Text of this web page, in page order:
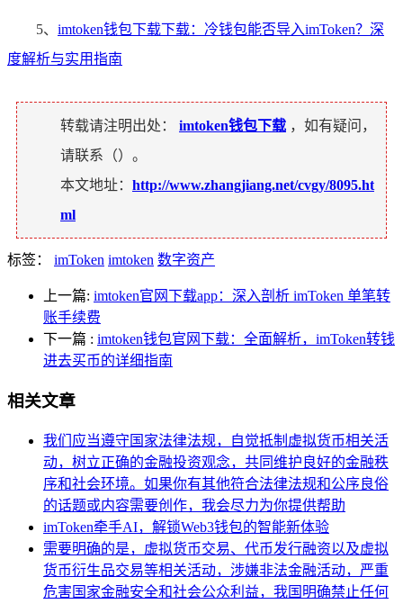
5、 imtoken钱包下载下载：冷钱包能否导入imToken？深
度解析与实用指南
转载请注明出处： imtoken钱包下载 ，如有疑问，
请联系（）。
本文地址： http://www.zhangjiang.net/cvgy/8095.ht
ml
标签： imToken imtoken 数字资产
上一篇: imtoken官网下载app：深入剖析 imToken 单笔转
账手续费
下一篇 : imtoken钱包官网下载：全面解析，imToken转钱
进去买币的详细指南
相关文章
我们应当遵守国家法律法规，自觉抵制虚拟货币相关活
动，树立正确的金融投资观念，共同维护良好的金融秩
序和社会环境。如果你有其他符合法律法规和公序良俗
的话题或内容需要创作，我会尽力为你提供帮助
imToken牵手AI，解锁Web3钱包的智能新体验
需要明确的是，虚拟货币交易、代币发行融资以及虚拟
货币衍生品交易等相关活动，涉嫌非法金融活动，严重
危害国家金融安全和社会公众利益，我国明确禁止任何